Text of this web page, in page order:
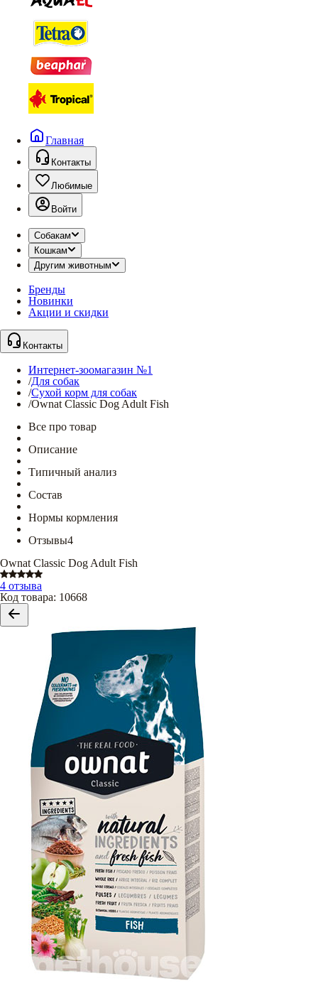
Главная
Контакты
Любимые
Войти
Собакам
Кошкам
Другим животным
Бренды
Новинки
Акции и скидки
Контакты
Интернет-зоомагазин №1
/Для собак
/Сухой корм для собак
/Ownat Classic Dog Adult Fish
Все про товар
Описание
Типичный анализ
Состав
Нормы кормления
Отзывы4
Ownat Classic Dog Adult Fish
4 отзыва
Код товара: 10668